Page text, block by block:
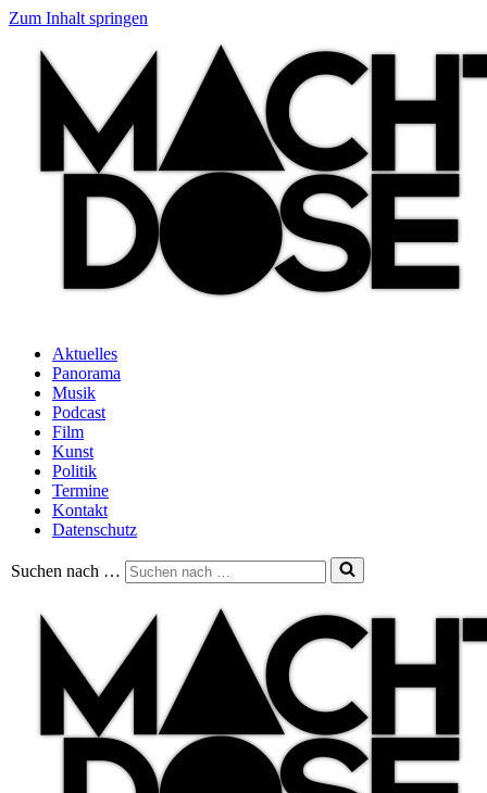
Zum Inhalt springen
Aktuelles
Panorama
Musik
Podcast
Film
Kunst
Politik
Termine
Kontakt
Datenschutz
Suchen nach …